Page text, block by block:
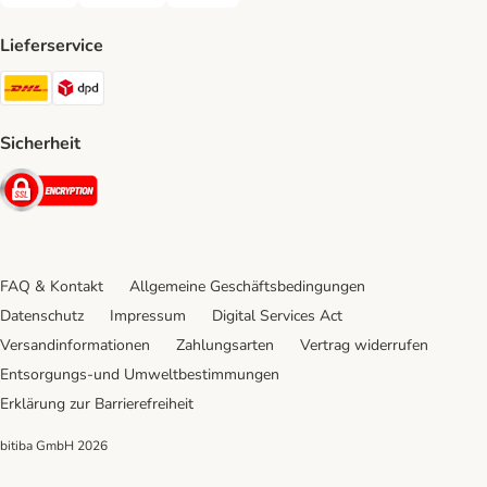
Lieferservice
DHL Shipping Method
Sicherheit
Security
FAQ & Kontakt
Allgemeine Geschäftsbedingungen
Datenschutz
Impressum
Digital Services Act
Versandinformationen
Zahlungsarten
Vertrag widerrufen
Entsorgungs-und Umweltbestimmungen
Erklärung zur Barrierefreiheit
bitiba GmbH 2026